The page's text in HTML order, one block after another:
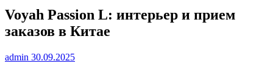
Voyah Passion L: интерьер и прием
заказов в Китае
admin 30.09.2025